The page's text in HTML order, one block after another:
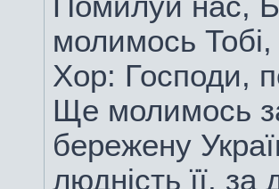
молимось
Хор: Господи,
Ще молимось
бережену
люднiсть її, за